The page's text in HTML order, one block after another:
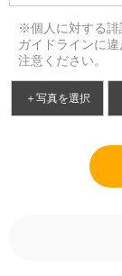
※個人に対する誹
ガイドラインに
注意ください。
＋写真を選択